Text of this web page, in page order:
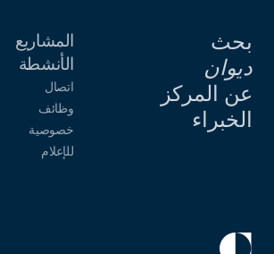
بحث
ديوان
عن المركز
الخبراء
المشاريع
الأنشطة
اتصال
وظائف
خصوصية
للإعلام